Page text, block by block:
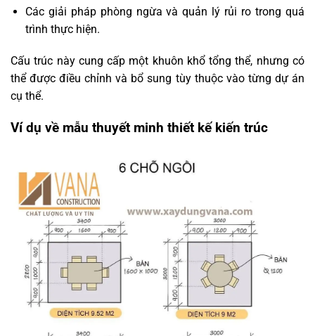
Các giải pháp phòng ngừa và quản lý rủi ro trong quá
trình thực hiện.
Cấu trúc này cung cấp một khuôn khổ tổng thể, nhưng có
thể được điều chỉnh và bổ sung tùy thuộc vào từng dự án
cụ thể.
Ví dụ về mẫu thuyết minh thiết kế kiến trúc